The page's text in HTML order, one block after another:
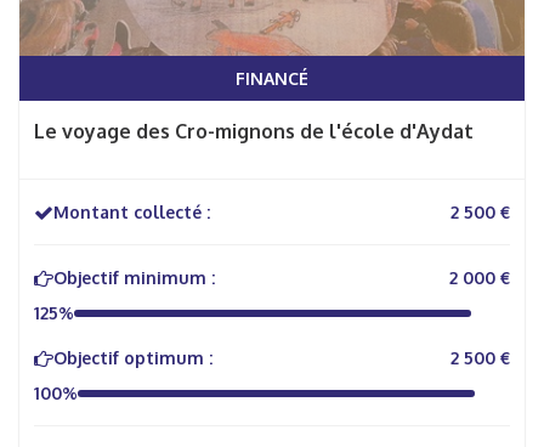
FINANCÉ
Le voyage des Cro-mignons de l'école d'Aydat
Montant collecté : 2 500 €
Objectif minimum :
2 000 €
125%
Objectif optimum :
2 500 €
100%